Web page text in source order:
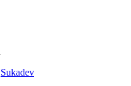
Sukadev